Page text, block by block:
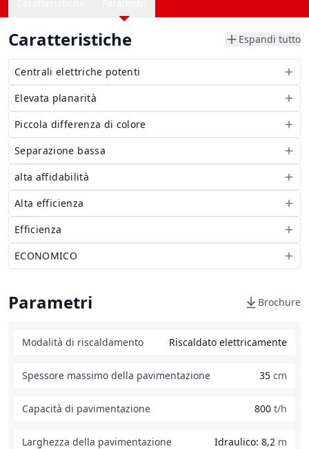
Caratteristiche Espandi tutto
Centrali elettriche potenti
Elevata planarità
Piccola differenza di colore
Separazione bassa
alta affidabilità
Alta efficienza
Efficienza
ECONOMICO
Parametri Brochure
Modalità di riscaldamento Riscaldato elettricamente
Spessore massimo della pavimentazione 35 cm
Capacità di pavimentazione 800 t/h
Larghezza della pavimentazione Idraulico: 8,2 m